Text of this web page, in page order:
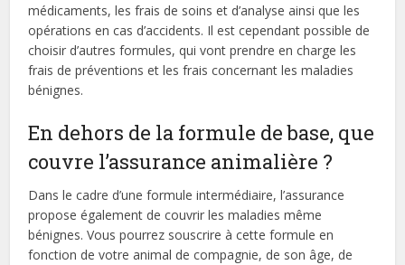
médicaments, les frais de soins et d’analyse ainsi que les
opérations en cas d’accidents. Il est cependant possible de
choisir d’autres formules, qui vont prendre en charge les
frais de préventions et les frais concernant les maladies
bénignes.
En dehors de la formule de base, que
couvre l’assurance animalière ?
Dans le cadre d’une formule intermédiaire, l’assurance
propose également de couvrir les maladies même
bénignes. Vous pourrez souscrire à cette formule en
fonction de votre animal de compagnie, de son âge, de